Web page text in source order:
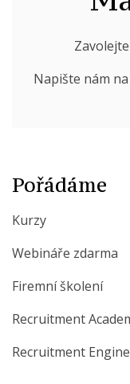
Napište nám na
Pořádáme
Kurzy
Webináře zdarma
Firemní školení
Recruitment
Recruitment